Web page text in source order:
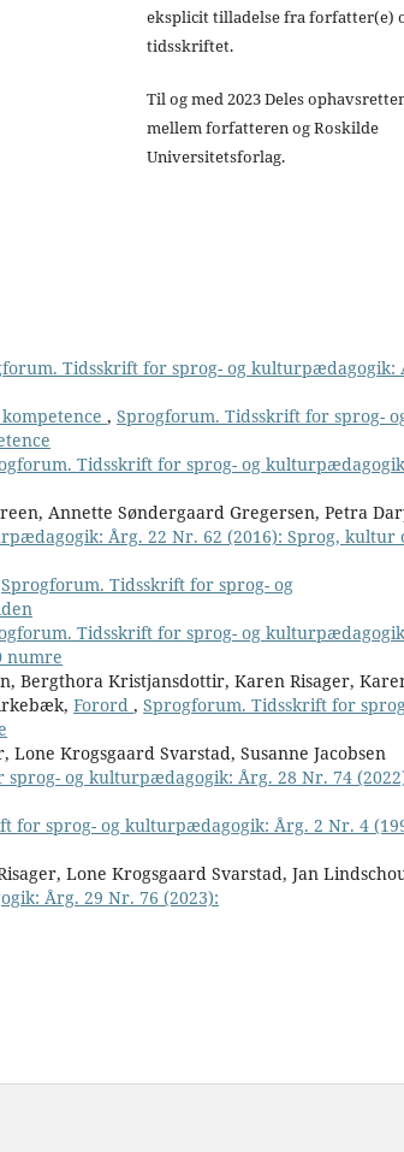
eksplicit tilladelse fra forfatter(e)
tidsskriftet.
Til og med 2023 Deles
mellem forfatteren og Roskilde
Universitetsforlag.
Tidsskrift for sprog- og kulturpædagogik:
, Sprogforum. Tidsskrift for sprog-
Tidsskrift for sprog- og
Annette Søndergaard Gregersen, Petra
Årg. 22 Nr. 62 (2016): Sprog, kultur
Sprogforum. Tidsskrift for sprog- og
Tidsskrift for sprog- og
numre
Bergthora Kristjansdottir, Karen Risager,
Forord , Sprogforum. Tidsskrift for
Krogsgaard Svarstad, Susanne Jacobsen
og kulturpædagogik: Årg. 28 Nr. 74
for sprog- og kulturpædagogik: Årg. 2 Nr. 4
Lone Krogsgaard Svarstad, Jan
Årg. 29 Nr. 76 (2023):